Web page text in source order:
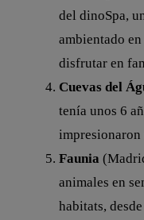
del dinoSpa,
ambientado
disfrutar en
Cuevas del
tenía unos 6
Faunia
animales en
habitats,